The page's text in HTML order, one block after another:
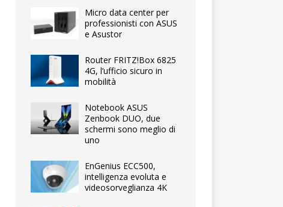
Micro data center per
professionisti con ASUS
e Asustor
Router FRITZ!Box 6825
4G, l’ufficio sicuro in
mobilità
Notebook ASUS
Zenbook DUO, due
schermi sono meglio di
uno
EnGenius ECC500,
intelligenza evoluta e
videosorveglianza 4K